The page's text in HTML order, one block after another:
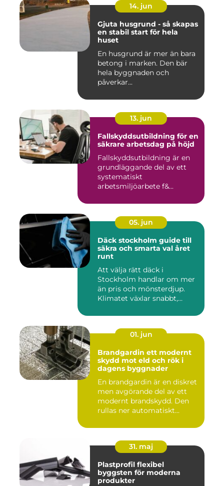
14. jun
Gjuta husgrund - så skapas
en stabil start för hela
huset
En husgrund är mer än bara
betong i marken. Den bär
hela byggnaden och
påverkar...
13. jun
Fallskyddsutbildning för en
säkrare arbetsdag på höjd
Fallskyddsutbildning är en
grundläggande del av ett
systematiskt
arbetsmiljöarbete f&...
05. jun
Däck stockholm guide till
säkra och smarta val året
runt
Att välja rätt däck i
Stockholm handlar om mer
än pris och mönsterdjup.
Klimatet växlar snabbt,
01. jun
Brandgardin ett modernt
skydd mot eld och rök i
dagens byggnader
En brandgardin är en diskret
men avgörande del av ett
modernt brandskydd. Den
rullas ner automatiskt...
31. maj
Plastprofil flexibel
byggsten för moderna
produkter